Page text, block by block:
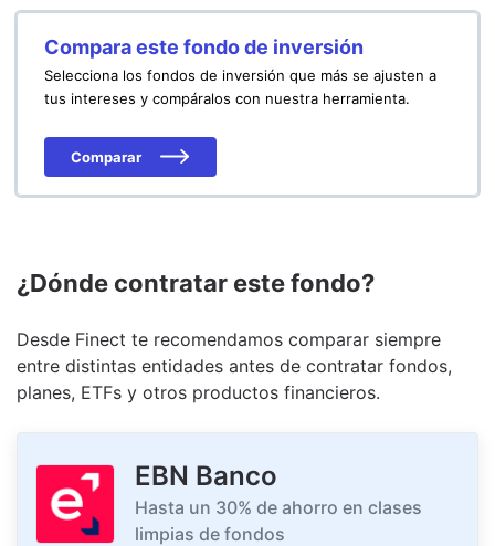
Compara este fondo de inversión
Selecciona los fondos de inversión que más se ajusten a
tus intereses y compáralos con nuestra herramienta.
Comparar
¿Dónde contratar este fondo?
Desde Finect te recomendamos comparar siempre
entre distintas entidades antes de contratar fondos,
planes, ETFs y otros productos financieros.
EBN Banco
Hasta un 30% de ahorro en clases
limpias de fondos